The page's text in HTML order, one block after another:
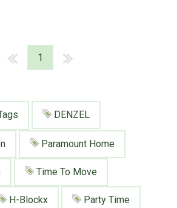
Tagwolke
1
DENZEL
Paramount Home
Time To Move
H-Blockx Party Time